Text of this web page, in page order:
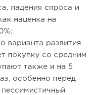
падения спроса и
наценка на
варианта развития
покупку со средним
также и на 5
особенно перед